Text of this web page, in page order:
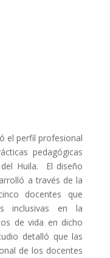
el perfil profesional
pedagógicas
Huila. El diseño
a través de la
docentes que
inclusivas en la
de vida en dicho
detalló que las
de los docentes